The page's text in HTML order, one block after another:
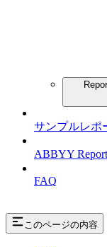
サンプルレポ
ABBYY
FAQ
このページの内容